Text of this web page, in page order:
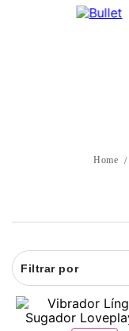
calcinha algodão